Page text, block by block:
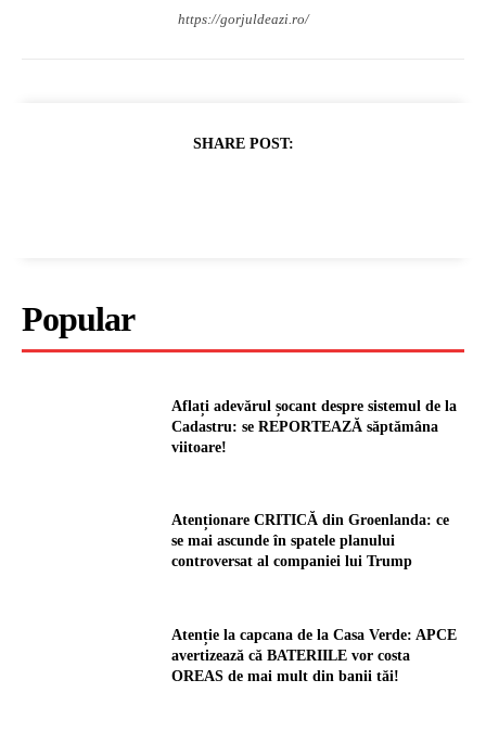
https://gorjuldeazi.ro/
SHARE POST:
Popular
Aflați adevărul șocant despre sistemul de la
Cadastru: se REPORTEAZĂ săptămâna
viitoare!
Atenționare CRITICĂ din Groenlanda: ce
se mai ascunde în spatele planului
controversat al companiei lui Trump
Atenție la capcana de la Casa Verde: APCE
avertizează că BATERIILE vor costa
OREAS de mai mult din banii tăi!